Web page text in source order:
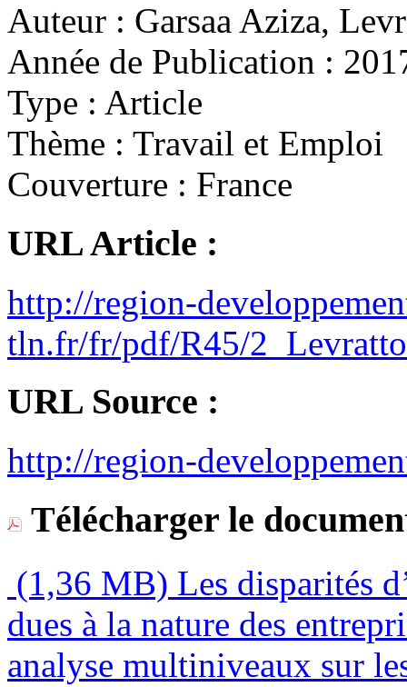
Auteur : Garsaa Aziza,
Année de Publication :
Type : Article
Thème : Travail et Emploi
Couverture : France
URL Article :
http://region-
tln.fr/fr/pdf/R45/
URL Source :
http://region-
Télécharger le
(1,36 MB) Les disparités
dues à la nature des
analyse multiniveaux sur